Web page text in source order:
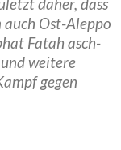
Ost-Aleppo
Fatah asch-
weitere
gegen